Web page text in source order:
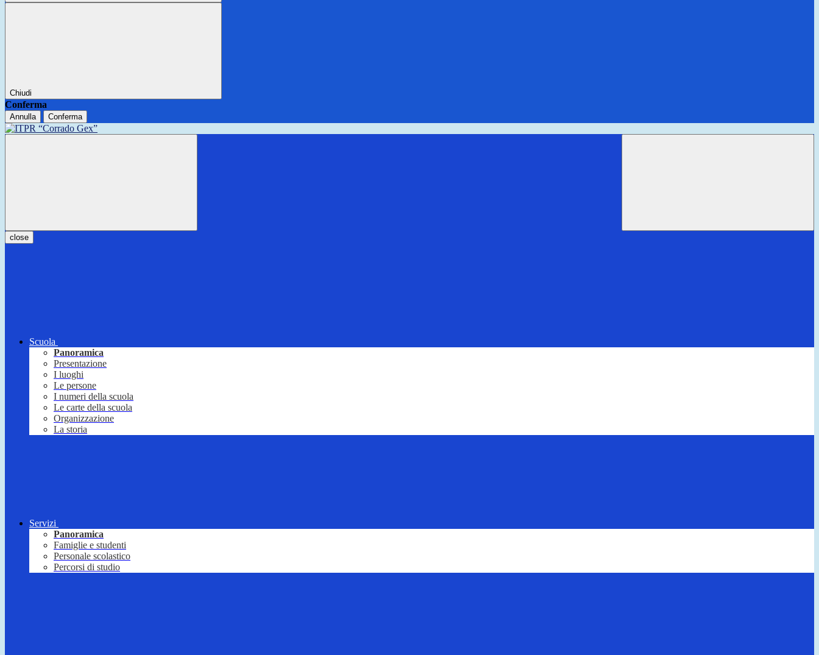
Chiudi
Conferma
Annulla Conferma
close
Scuola
Panoramica
Presentazione
I luoghi
Le persone
I numeri della scuola
Le carte della scuola
Organizzazione
La storia
Servizi
Panoramica
Famiglie e studenti
Personale scolastico
Percorsi di studio